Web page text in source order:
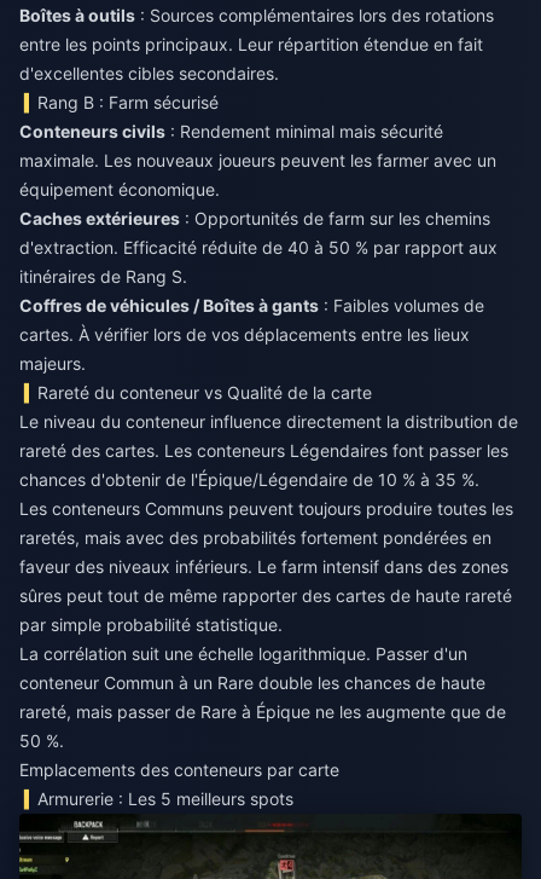
Boîtes à outils : Sources complémentaires lors des rotations
entre les points principaux. Leur répartition étendue en fait
d'excellentes cibles secondaires.
Rang B : Farm sécurisé
Conteneurs civils : Rendement minimal mais sécurité
maximale. Les nouveaux joueurs peuvent les farmer avec un
équipement économique.
Caches extérieures : Opportunités de farm sur les chemins
d'extraction. Efficacité réduite de 40 à 50 % par rapport aux
itinéraires de Rang S.
Coffres de véhicules / Boîtes à gants : Faibles volumes de
cartes. À vérifier lors de vos déplacements entre les lieux
majeurs.
Rareté du conteneur vs Qualité de la carte
Le niveau du conteneur influence directement la distribution de
rareté des cartes. Les conteneurs Légendaires font passer les
chances d'obtenir de l'Épique/Légendaire de 10 % à 35 %.
Les conteneurs Communs peuvent toujours produire toutes les
raretés, mais avec des probabilités fortement pondérées en
faveur des niveaux inférieurs. Le farm intensif dans des zones
sûres peut tout de même rapporter des cartes de haute rareté
par simple probabilité statistique.
La corrélation suit une échelle logarithmique. Passer d'un
conteneur Commun à un Rare double les chances de haute
rareté, mais passer de Rare à Épique ne les augmente que de
50 %.
Emplacements des conteneurs par carte
Armurerie : Les 5 meilleurs spots